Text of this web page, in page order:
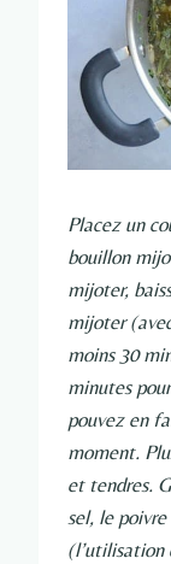
Placez un
bouillon
mijoter,
mijoter
moins 30
minutes
pouvez en
moment.
et tendres.
sel, le
(l’utilisation